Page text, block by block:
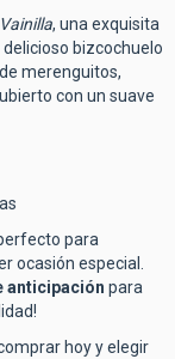
, una exquisita
bizcochuelo
merenguitos,
con un suave
para
ocasión especial.
anticipación para
hoy y elegir